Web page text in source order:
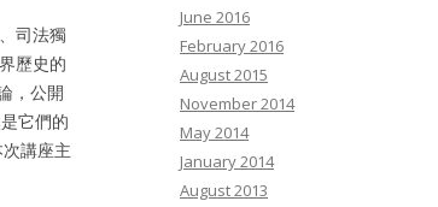
司法獨
歷史的
，公開
它們的
講座主
June 2016
February 2016
August 2015
November 2014
May 2014
January 2014
August 2013